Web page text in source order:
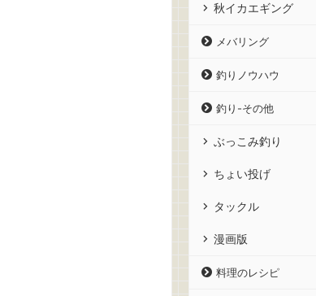
秋イカエギング
メバリング
釣りノウハウ
釣り-その他
ぶっこみ釣り
ちょい投げ
タックル
漫画版
料理のレシピ